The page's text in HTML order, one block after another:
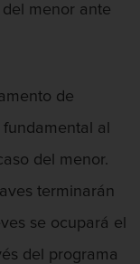
menor ante
de
al
del menor.
terminarán
se ocupará el
del programa